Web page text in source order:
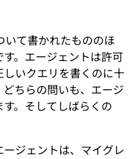
いて書かれたもののほ
。エージェントは許可
いクエリを書くのに十
ちらの問いも、エージ
。そしてしばらくの
ジェントは、マイグレ